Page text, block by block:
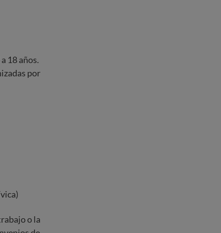
18 años.
por
o la